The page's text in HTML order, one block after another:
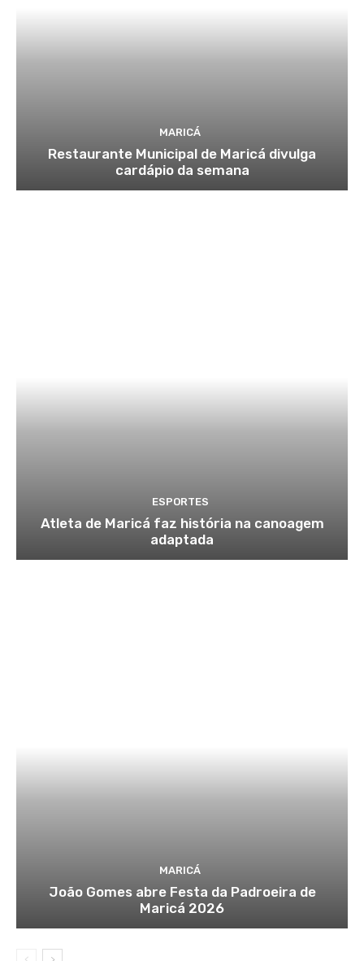
MARICÁ
Restaurante Municipal de Maricá divulga
cardápio da semana
ESPORTES
Atleta de Maricá faz história na canoagem
adaptada
MARICÁ
João Gomes abre Festa da Padroeira de
Maricá 2026